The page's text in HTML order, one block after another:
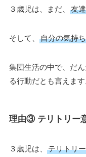
３歳児は、まだ、 友
そして、 自分の気持
集団生活の中で、だ
る行動だとも言えます
理由③ テリトリー
３歳児は、 テリトリ